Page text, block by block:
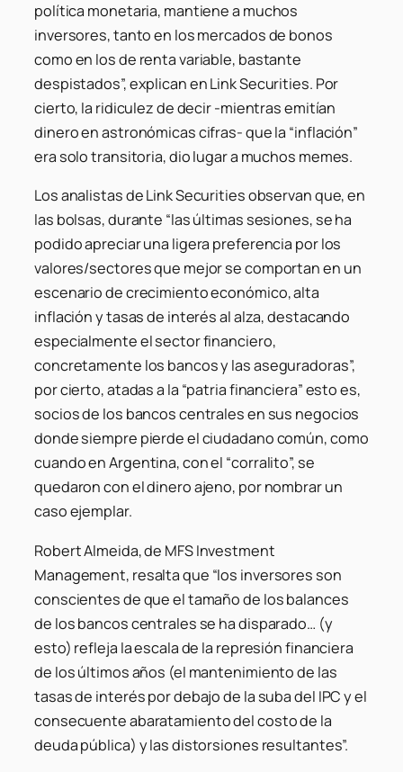
política monetaria, mantiene a muchos
inversores, tanto en los mercados de bonos
como en los de renta variable, bastante
despistados”, explican en Link Securities. Por
cierto, la ridiculez de decir -mientras emitían
dinero en astronómicas cifras- que la “inflación”
era solo transitoria, dio lugar a muchos memes.
Los analistas de Link Securities observan que, en
las bolsas, durante “las últimas sesiones, se ha
podido apreciar una ligera preferencia por los
valores/sectores que mejor se comportan en un
escenario de crecimiento económico, alta
inflación y tasas de interés al alza, destacando
especialmente el sector financiero,
concretamente los bancos y las aseguradoras”,
por cierto, atadas a la “patria financiera” esto es,
socios de los bancos centrales en sus negocios
donde siempre pierde el ciudadano común, como
cuando en Argentina, con el “corralito”, se
quedaron con el dinero ajeno, por nombrar un
caso ejemplar.
Robert Almeida, de MFS Investment
Management, resalta que “los inversores son
conscientes de que el tamaño de los balances
de los bancos centrales se ha disparado… (y
esto) refleja la escala de la represión financiera
de los últimos años (el mantenimiento de las
tasas de interés por debajo de la suba del IPC y el
consecuente abaratamiento del costo de la
deuda pública) y las distorsiones resultantes”.